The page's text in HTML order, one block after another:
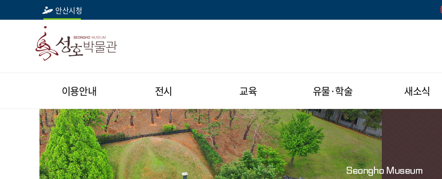
안산시청
이용안내 전시 교육 유물·학술 새소식
Seongho Museum